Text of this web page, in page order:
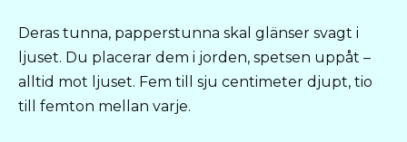
Deras tunna, papperstunna skal glänser svagt i
ljuset. Du placerar dem i jorden, spetsen uppåt –
alltid mot ljuset. Fem till sju centimeter djupt, tio
till femton mellan varje.